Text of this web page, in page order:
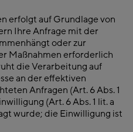
erfolgt auf Grundlage von
Ihre Anfrage mit der
oder zur
Maßnahmen erforderlich
die Verarbeitung auf
an der effektiven
Anfragen (Art. 6 Abs. 1
(Art. 6 Abs. 1 lit. a
wurde; die Einwilligung ist